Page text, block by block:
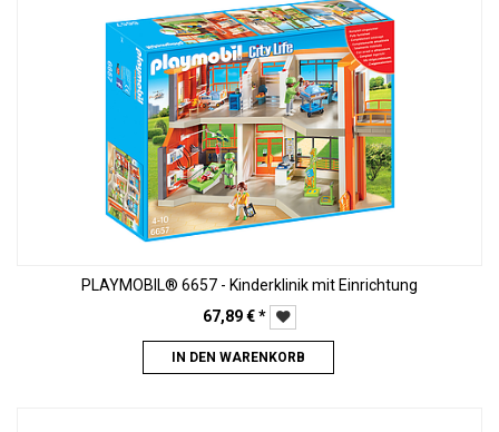
PLAYMOBIL® 6657 - Kinderklinik mit Einrichtung
67,89€*
IN DEN WARENKORB